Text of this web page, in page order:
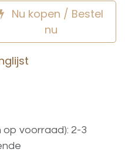
Nu kopen / Bestel
nu
op voorraad): 2-3